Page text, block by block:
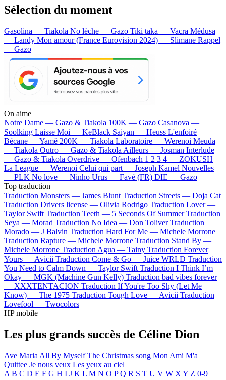
Sélection du moment
Gasolina — Tiakola No lèche — Gazo Tiki taka — Vacra Médusa
— Landy Mon amour (France Eurovision 2024) — Slimane Rappel
— Gazo
On aime
Notre Dame — Gazo & Tiakola 100K — Gazo Casanova —
Soolking Laisse Moi — KeBlack Saiyan — Heuss L'enfoiré
Bécane —Yamê 200K — Tiakola Laboratoire — Werenoi Meuda
— Tiakola Outro — Gazo & Tiakola Ailleurs — Josman Interlude
— Gazo & Tiakola Overdrive — Ofenbach 1 2 3 4 — ZOKUSH
La League — Werenoi Celui qui part — Joseph Kamel Nouvelles
— PLK No love — Ninho Urus — Favé (FR) DIE — Gazo
Top traduction
Traduction Monsters — James Blunt Traduction Streets — Doja Cat
Traduction Drivers license — Olivia Rodrigo Traduction Lover —
Taylor Swift Traduction Teeth — 5 Seconds Of Summer Traduction
Seya — Morad Traduction No Idea — Don Toliver Traduction
Morado — J Balvin Traduction Hard For Me — Michele Morrone
Traduction Rapture — Michele Morrone Traduction Stand By —
Michele Morrone Traduction Agua — Tainy Traduction Forever
Yours — Avicii Traduction Come & Go — Juice WRLD Traduction
You Need to Calm Down — Taylor Swift Traduction I Think I’m
Okay — MGK (Machine Gun Kelly) Traduction bad vibes forever
— XXXTENTACION Traduction If You're Too Shy (Let Me
Know) — The 1975 Traduction Tough Love — Avicii Traduction
Lovefool — Twocolors
HP mobile
Les plus grands succès de Céline Dion
Ave Maria All By MyselfThe Christmas song Mon Ami M'a
Quittee Je nous veux Les yeux au ciel
A B C D E F G H I J K L M N O P Q R S T U V W X Y Z 0-9